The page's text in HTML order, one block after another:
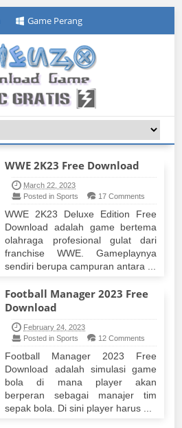
Game Perang
WWE 2K23 Free Download
March 22, 2023
Posted in Sports
17 Comments
WWE 2K23 Deluxe Edition Free
Download adalah game bertema
olahraga profesional gulat dari
franchise WWE. Gameplaynya
sendiri berupa campuran antara ...
Football Manager 2023 Free
Download
February 24, 2023
Posted in Sports
12 Comments
Football Manager 2023 Free
Download adalah simulasi game
bola di mana player akan
berperan sebagai manajer tim
sepak bola. Di sini player harus ...